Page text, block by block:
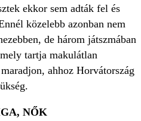
ekkor sem adták fel és
közelebb azonban nem
de három játszmában
tartja makulátlan
ahhoz Horvátország
NŐK